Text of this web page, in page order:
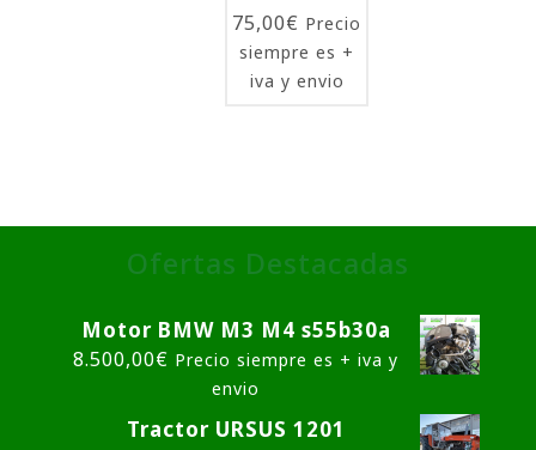
75,00€ Precio
siempre es +
iva y envio
Ofertas Destacadas
Motor BMW M3 M4 s55b30a
8.500,00€ Precio siempre es + iva y
envio
Tractor URSUS 1201